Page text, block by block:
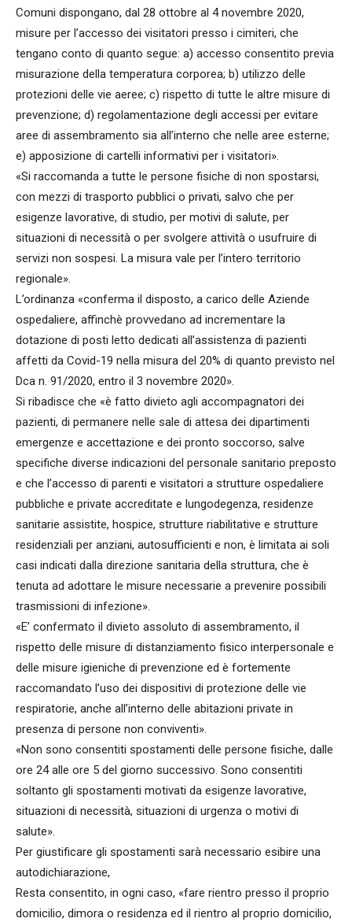
Comuni dispongano, dal 28 ottobre al 4 novembre 2020,
misure per l’accesso dei visitatori presso i cimiteri, che
tengano conto di quanto segue: a) accesso consentito previa
misurazione della temperatura corporea; b) utilizzo delle
protezioni delle vie aeree; c) rispetto di tutte le altre misure di
prevenzione; d) regolamentazione degli accessi per evitare
aree di assembramento sia all’interno che nelle aree esterne;
e) apposizione di cartelli informativi per i visitatori».
«Si raccomanda a tutte le persone fisiche di non spostarsi,
con mezzi di trasporto pubblici o privati, salvo che per
esigenze lavorative, di studio, per motivi di salute, per
situazioni di necessità o per svolgere attività o usufruire di
servizi non sospesi. La misura vale per l’intero territorio
regionale».
L’ordinanza «conferma il disposto, a carico delle Aziende
ospedaliere, affinchè provvedano ad incrementare la
dotazione di posti letto dedicati all’assistenza di pazienti
affetti da Covid-19 nella misura del 20% di quanto previsto nel
Dca n. 91/2020, entro il 3 novembre 2020».
Si ribadisce che «è fatto divieto agli accompagnatori dei
pazienti, di permanere nelle sale di attesa dei dipartimenti
emergenze e accettazione e dei pronto soccorso, salve
specifiche diverse indicazioni del personale sanitario preposto
e che l’accesso di parenti e visitatori a strutture ospedaliere
pubbliche e private accreditate e lungodegenza, residenze
sanitarie assistite, hospice, strutture riabilitative e strutture
residenziali per anziani, autosufficienti e non, è limitata ai soli
casi indicati dalla direzione sanitaria della struttura, che è
tenuta ad adottare le misure necessarie a prevenire possibili
trasmissioni di infezione».
«E’ confermato il divieto assoluto di assembramento, il
rispetto delle misure di distanziamento fisico interpersonale e
delle misure igieniche di prevenzione ed è fortemente
raccomandato l’uso dei dispositivi di protezione delle vie
respiratorie, anche all’interno delle abitazioni private in
presenza di persone non conviventi».
«Non sono consentiti spostamenti delle persone fisiche, dalle
ore 24 alle ore 5 del giorno successivo. Sono consentiti
soltanto gli spostamenti motivati da esigenze lavorative,
situazioni di necessità, situazioni di urgenza o motivi di
salute».
Per giustificare gli spostamenti sarà necessario esibire una
autodichiarazione,
Resta consentito, in ogni caso, «fare rientro presso il proprio
domicilio, dimora o residenza ed il rientro al proprio domicilio,